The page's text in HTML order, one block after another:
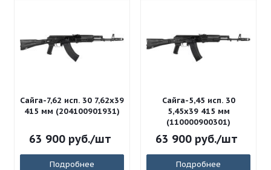
Сайга-7,62 исп. 30 7,62x39
415 мм (204100901931)
63 900руб./шт
Подробнее
Сайга-5,45 исп. 30
5,45x39 415 мм
(110000900301)
63 900руб./шт
Подробнее